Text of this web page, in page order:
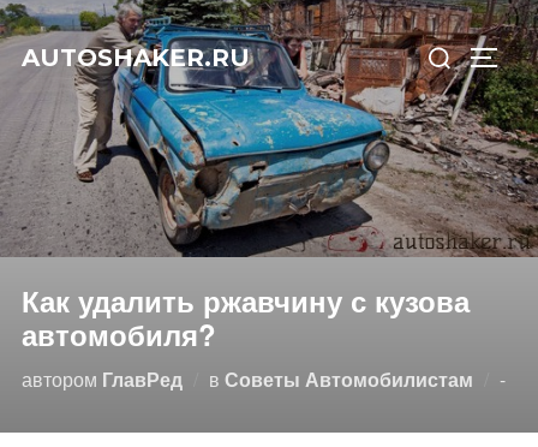
Перейти
к
содержимому
AUTOSHAKER.RU
Искать:
Как удалить ржавчину с кузова
автомобиля?
автором ГлавРед в Советы Автомобилистам -